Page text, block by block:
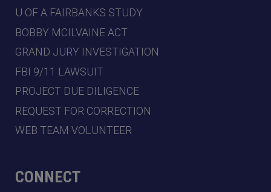
U OF A FAIRBANKS STUDY
BOBBY MCILVAINE ACT
GRAND JURY INVESTIGATION
FBI 9/11 LAWSUIT
PROJECT DUE DILIGENCE
REQUEST FOR CORRECTION
WEB TEAM VOLUNTEER
CONNECT